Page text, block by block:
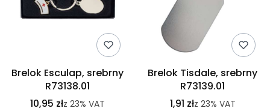
Brelok Esculap, srebrny
R73138.01
10,95 złz 23% VAT
Brelok Tisdale, srebrny
R73139.01
1,91 złz 23% VAT